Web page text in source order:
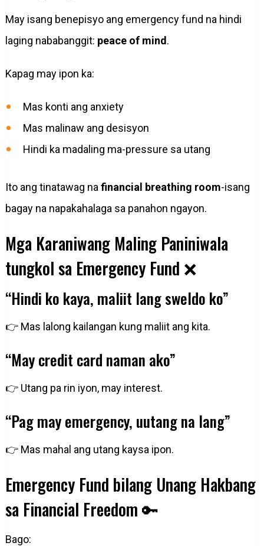
May isang benepisyo ang emergency fund na hindi
laging nababanggit: peace of mind.
Kapag may ipon ka:
Mas konti ang anxiety
Mas malinaw ang desisyon
Hindi ka madaling ma-pressure sa utang
Ito ang tinatawag na financial breathing room-isang
bagay na napakahalaga sa panahon ngayon.
Mga Karaniwang Maling Paniniwala
tungkol sa Emergency Fund ❌
“Hindi ko kaya, maliit lang sweldo ko”
👉 Mas lalong kailangan kung maliit ang kita.
“May credit card naman ako”
👉 Utang pa rin iyon, may interest.
“Pag may emergency, uutang na lang”
👉 Mas mahal ang utang kaysa ipon.
Emergency Fund bilang Unang Hakbang
sa Financial Freedom 🔑
Bago: